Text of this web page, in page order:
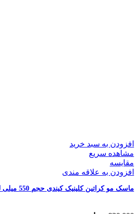
افزودن به سبد خرید
مشاهده سریع
مقایسه
افزودن به علاقه مندی
ماسک مو کراتین کلینیک کیندی حجم 550 میلی لیتر